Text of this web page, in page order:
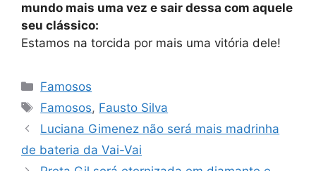
mundo mais uma vez e sair dessa com aquele
seu clássico:
Estamos na torcida por mais uma vitória dele!
Categorias
Famosos
Tags
Famosos, Fausto Silva
Luciana Gimenez não será mais madrinha
de bateria da Vai-Vai